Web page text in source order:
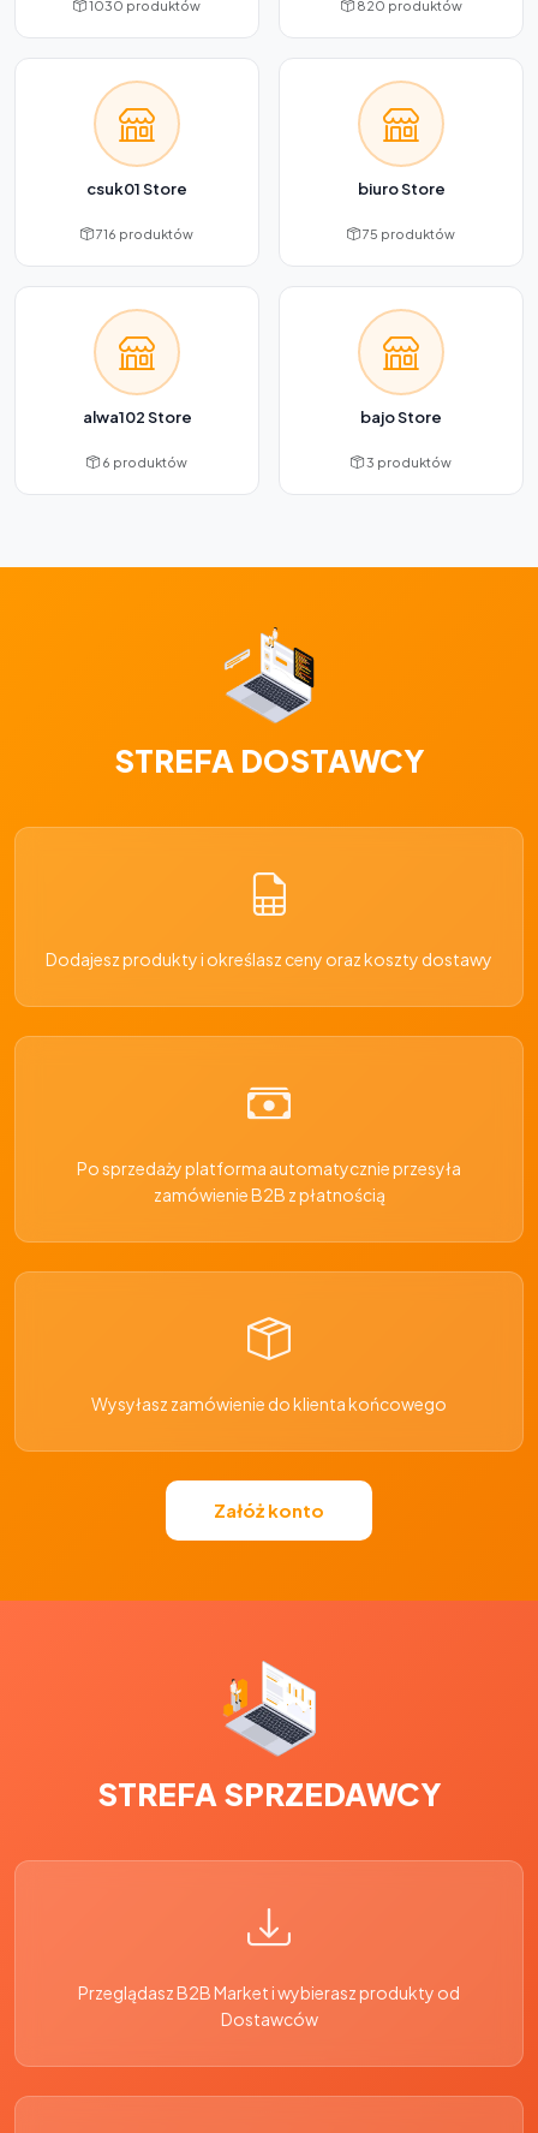
1030 produktów 820 produktów
csuk01 Store
716 produktów
biuro Store
75 produktów
alwa102 Store
6 produktów
bajo Store
3 produktów
STREFA DOSTAWCY
Dodajesz produkty i określasz ceny oraz koszty dostawy
Po sprzedaży platforma automatycznie przesyła
zamówienie B2B z płatnością
Wysyłasz zamówienie do klienta końcowego
Załóż konto
STREFA SPRZEDAWCY
Przeglądasz B2B Market i wybierasz produkty od
Dostawców